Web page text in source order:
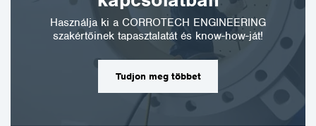
Használja ki a CORROTECH ENGINEERING
szakértőinek tapasztalatát és know-how-ját!
Tudjon meg többet